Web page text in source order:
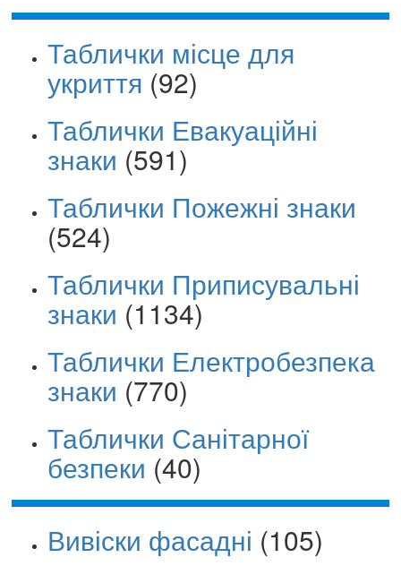
Таблички місце для
укриття (92)
Таблички Евакуаційні
знаки (591)
Таблички Пожежні знаки
(524)
Таблички Приписувальні
знаки (1134)
Таблички Електробезпека
знаки (770)
Таблички Санітарної
безпеки (40)
Вивіски фасадні (105)